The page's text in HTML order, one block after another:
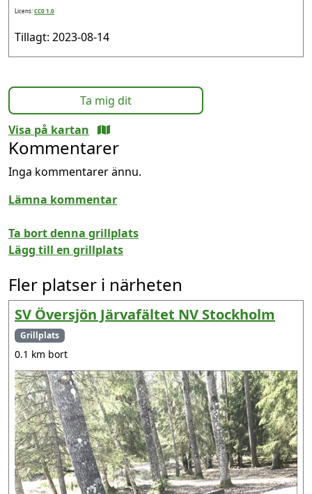
Licens:CC0 1.0
Tillagt: 2023-08-14
Ta mig dit
Visa på kartan
Kommentarer
Inga kommentarer ännu.
Lämna kommentar
Ta bort denna grillplats
Lägg till en grillplats
Fler platser i närheten
SV Översjön Järvafältet NV Stockholm
Grillplats
0.1 km bort